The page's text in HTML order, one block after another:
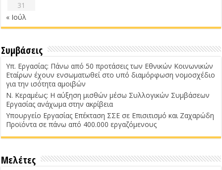
31
« Ιούλ
Συμβάσεις
Υπ. Εργασίας: Πάνω από 50 προτάσεις των Εθνικών Κοινωνικών
Εταίρων έχουν ενσωματωθεί στο υπό διαμόρφωση νομοσχέδιο
για την ισότητα αμοιβών
Ν. Κεραμέως: Η αύξηση μισθών μέσω Συλλογικών Συμβάσεων
Εργασίας ανάχωμα στην ακρίβεια
Υπουργείο Εργασίας Επέκταση ΣΣΕ σε Επισιτισμό και Ζαχαρώδη
Προϊόντα σε πάνω από 400.000 εργαζόμενους
Μελέτες